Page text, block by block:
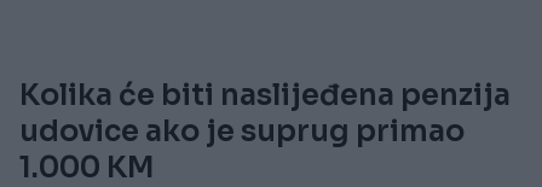
Kolika će biti naslijeđena penzija
udovice ako je suprug primao
1.000 KM